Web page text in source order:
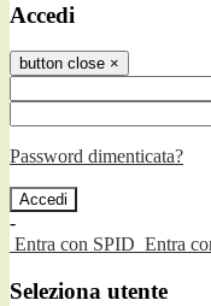
Accedi
button close ×
Password dimenticata?
-
Entra con SPID Entra
Seleziona utente